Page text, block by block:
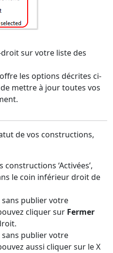
sur votre liste des
les options décrites ci-
mettre à jour toutes vos
de vos constructions,
‘Activées’,
le coin inférieur droit de
publier votre
cliquer sur Fermer
publier votre
aussi cliquer sur le X